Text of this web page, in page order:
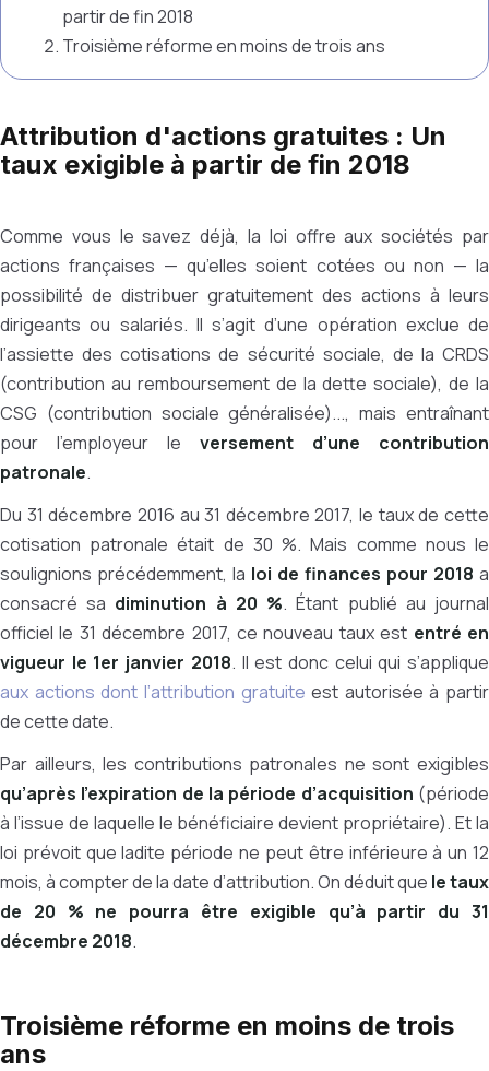
partir de fin 2018
Troisième réforme en moins de trois ans
Attribution d'actions gratuites : Un
taux exigible à partir de fin 2018
Comme vous le savez déjà, la loi offre aux sociétés par
actions françaises — qu’elles soient cotées ou non — la
possibilité de distribuer gratuitement des actions à leurs
dirigeants ou salariés. Il s’agit d’une opération exclue de
l’assiette des cotisations de sécurité sociale, de la CRDS
(contribution au remboursement de la dette sociale), de la
CSG (contribution sociale généralisée)..., mais entraînant
pour l’employeur le versement d’une contribution
patronale.
Du 31 décembre 2016 au 31 décembre 2017, le taux de cette
cotisation patronale était de 30 %. Mais comme nous le
soulignions précédemment, la loi de finances pour 2018 a
consacré sa diminution à 20 %. Étant publié au journal
officiel le 31 décembre 2017, ce nouveau taux est entré en
vigueur le 1er janvier 2018. Il est donc celui qui s’applique
aux actions dont l’attribution gratuite est autorisée à partir
de cette date.
Par ailleurs, les contributions patronales ne sont exigibles
qu’après l’expiration de la période d’acquisition (période
à l’issue de laquelle le bénéficiaire devient propriétaire). Et la
loi prévoit que ladite période ne peut être inférieure à un 12
mois, à compter de la date d’attribution. On déduit que le taux
de 20 % ne pourra être exigible qu’à partir du 31
décembre 2018.
Troisième réforme en moins de trois
ans